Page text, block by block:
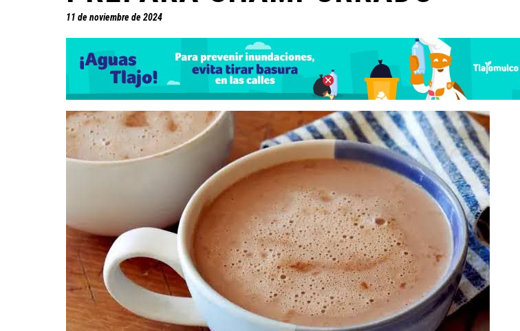
11 de noviembre de 2024